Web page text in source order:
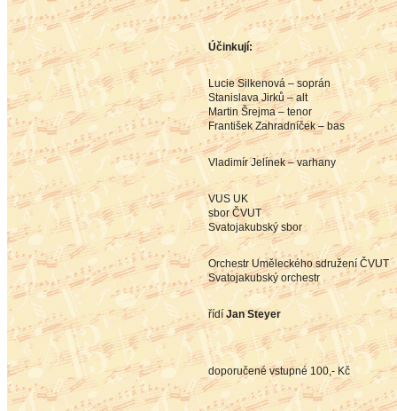
Účinkují:
Lucie Silkenová – soprán
Stanislava Jirků – alt
Martin Šrejma – tenor
František Zahradníček – bas
Vladimír Jelínek – varhany
VUS UK
sbor ČVUT
Svatojakubský sbor
Orchestr Uměleckého sdružení ČVUT
Svatojakubský orchestr
řídíJan Steyer
doporučené vstupné 100,- Kč